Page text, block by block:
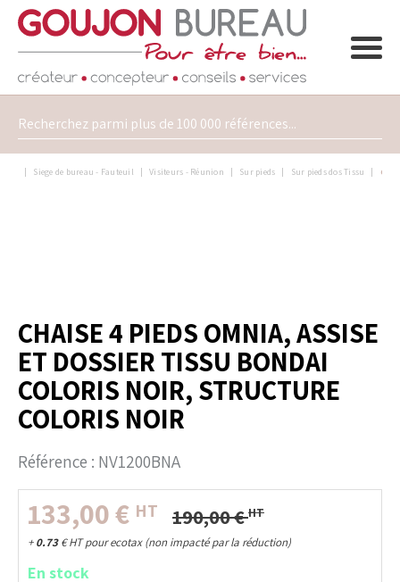
Siege de bureau - Fauteuil Visiteurs - Réunion Sur pieds Sur pieds dos Tissu
CHAISE 4 PIEDS OMNIA, ASSISE
ET DOSSIER TISSU BONDAI
COLORIS NOIR, STRUCTURE
COLORIS NOIR
Référence : NV1200BNA
190,00€ HT
133,00€ HT
+0.73€HT pour ecotax (non impacté par la réduction)
En stock